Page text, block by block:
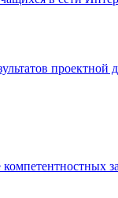
проектной